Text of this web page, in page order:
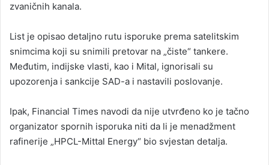
zvaničnih kanala.
List je opisao detaljno rutu isporuke prema satelitskim
snimcima koji su snimili pretovar na „čiste“ tankere.
Međutim, indijske vlasti, kao i Mital, ignorisali su
upozorenja i sankcije SAD-a i nastavili poslovanje.
Ipak, Financial Times navodi da nije utvrđeno ko je tačno
organizator spornih isporuka niti da li je menadžment
rafinerije „HPCL-Mittal Energy“ bio svjestan detalja.